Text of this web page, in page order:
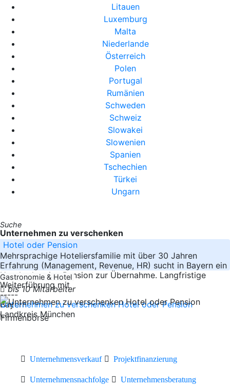
Litauen
Luxemburg
Malta
Niederlande
Österreich
Polen
Portugal
Rumänien
Schweden
Schweiz
Slowakei
Slowenien
Spanien
Tschechien
Türkei
Ungarn
Suche
Unternehmen zu verschenken
Hotel oder Pension
Mehrsprachige Hoteliersfamilie mit über 30 Jahren
Erfahrung (Management, Revenue, HR) sucht in Bayern ein
Hotel oder eine Pension zur Übernahme. Langfristige
Weiterführung mit
-----
Bayern
Gastronomie & Hotel
bis 10 Mitarbeiter
Landkreis München
Unternehmensverkauf Projektfinanzierung
Unternehmensnachfolge Unternehmensberatung